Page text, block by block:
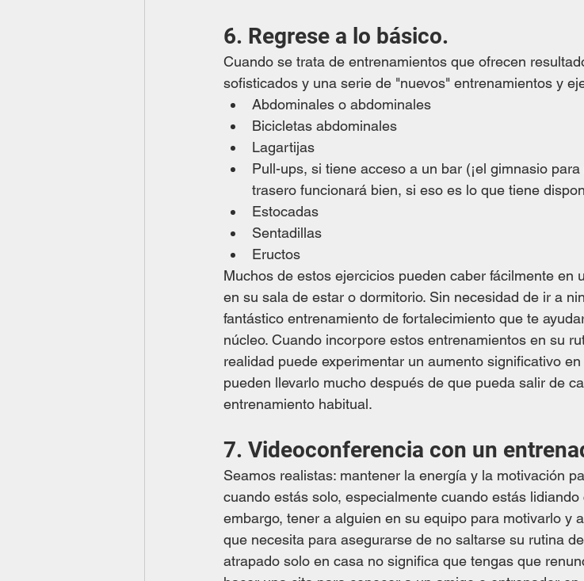
6. Regrese a lo básico.
Cuando se trata de entrenamientos que ofrecen
sofisticados y una serie de "nuevos" entrenamientos y
Abdominales o abdominales
Bicicletas abdominales
Lagartijas
Pull-ups, si tiene acceso a un bar (¡el gimnasio
trasero funcionará bien, si eso es lo que tiene
Estocadas
Sentadillas
Eructos
Muchos de estos ejercicios pueden caber fácilmente en
en su sala de estar o dormitorio. Sin necesidad de ir a
fantástico entrenamiento de fortalecimiento que te
núcleo. Cuando incorpore estos entrenamientos en su
realidad puede experimentar un aumento significativo
pueden llevarlo mucho después de que pueda salir de
entrenamiento habitual.
7. Videoconferencia con un
Seamos realistas: mantener la energía y la motivación
cuando estás solo, especialmente cuando estás
embargo, tener a alguien en su equipo para motivarlo y
que necesita para asegurarse de no saltarse su rutina
atrapado solo en casa no significa que tengas que